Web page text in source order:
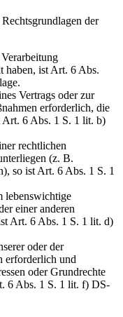
der
haben, ist Art. 6 Abs.
Vertrags oder zur
erforderlich, die
6 Abs. 1 S. 1 lit. b)
rechtlichen
(z. B.
so ist Art. 6 Abs. 1 S. 1
lebenswichtige
einer anderen
Art. 6 Abs. 1 S. 1 lit. d)
oder der
erforderlich und
oder Grundrechte
6 Abs. 1 S. 1 lit. f) DS-